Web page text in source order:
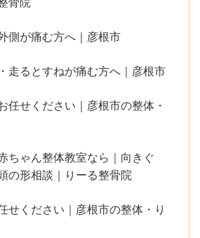
側が痛む方へ｜彦根市
走るとすねが痛む方へ｜彦根市
任せください｜彦根市の整体・
ちゃん整体教室なら｜向きぐ
の形相談｜りーる整骨院
せください｜彦根市の整体・り